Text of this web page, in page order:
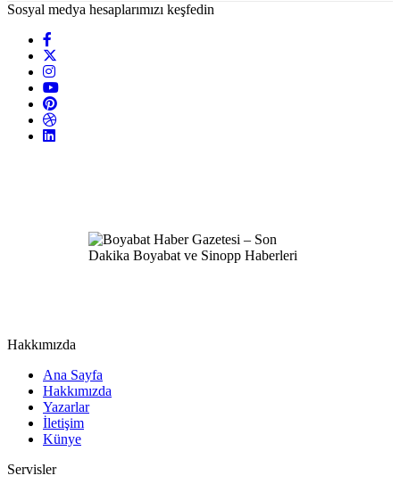
Sosyal medya hesaplarımızı keşfedin
Hakkımızda
Ana Sayfa
Hakkımızda
Yazarlar
İletişim
Künye
Servisler